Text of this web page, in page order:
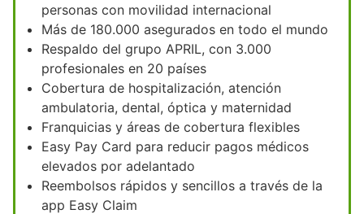
personas con movilidad internacional
Más de 180.000 asegurados en todo el mundo
Respaldo del grupo APRIL, con 3.000
profesionales en 20 países
Cobertura de hospitalización, atención
ambulatoria, dental, óptica y maternidad
Franquicias y áreas de cobertura flexibles
Easy Pay Card para reducir pagos médicos
elevados por adelantado
Reembolsos rápidos y sencillos a través de la
app Easy Claim